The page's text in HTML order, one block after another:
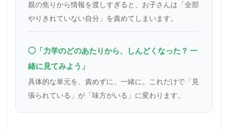
親の焦りから情報を渡しすぎると、お子さんは「全部
やりきれていない自分」を責めてしまいます。
◯「力学のどのあたりから、しんどくなった？ 一
緒に見てみよう」
具体的な単元を、責めずに、一緒に。これだけで「見
張られている」が「味方がいる」に変わります。